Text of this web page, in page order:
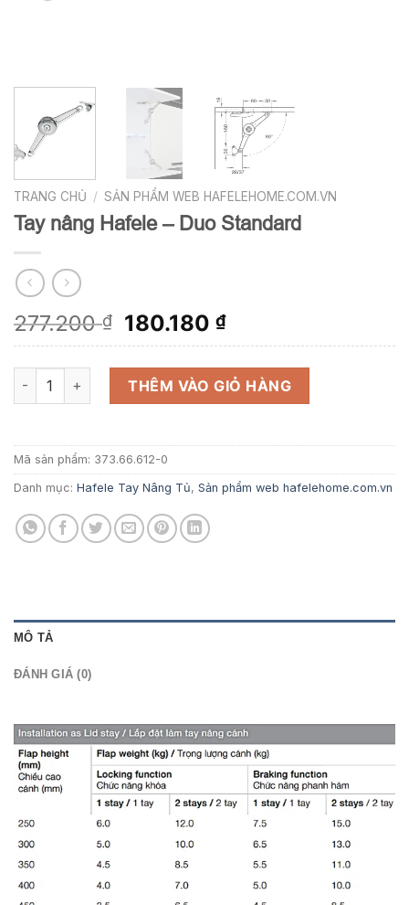
TRANG CHỦ / SẢN PHẨM WEB HAFELEHOME.COM.VN
Tay nâng Hafele – Duo Standard
277.200₫
Giá
gốc
là:
277.200 ₫.
180.180₫Giá
hiện
tại
là:
180.180 ₫.
Tay nâng Hafele - Duo Standard số lượng
THÊM VÀO GIỎ HÀNG
Mã sản phẩm: 373.66.612-0
Danh mục: Hafele Tay Nâng Tủ, Sản phẩm web hafelehome.com.vn
MÔ TẢ
ĐÁNH GIÁ (0)